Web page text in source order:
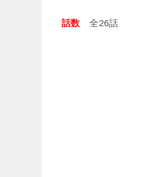
話数 全26話